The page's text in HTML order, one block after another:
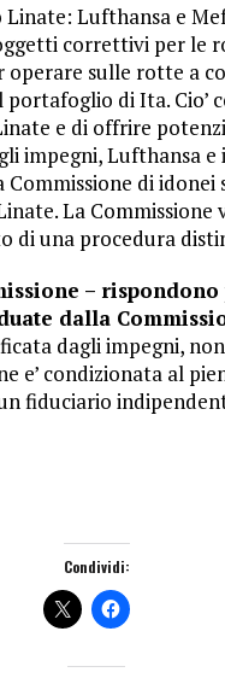
Lufthansa e
correttivi per le
operare sulle rotte a
di Ita. Cio’
e di offrire
impegni, Lufthansa
di
La
una procedura
–
dalla
dagli impegni,
e’ condizionata al
fiduciario
Condividi: